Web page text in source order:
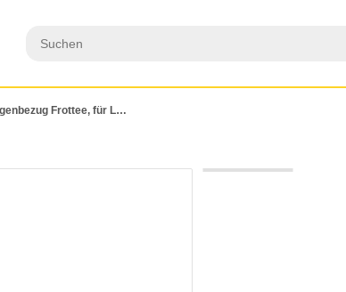
Liegenbezug Frottee, für Liegenmaße 65 x 195 cm Orange